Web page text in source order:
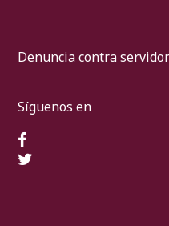
Denuncia contra
Síguenos en